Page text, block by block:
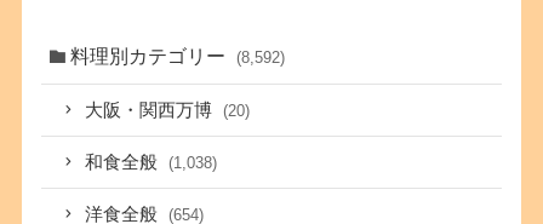
料理別カテゴリー (8,592)
大阪・関西万博 (20)
和食全般 (1,038)
洋食全般 (654)